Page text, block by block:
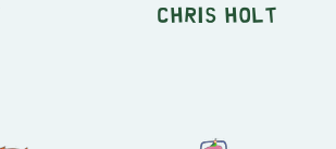
Chris Holt